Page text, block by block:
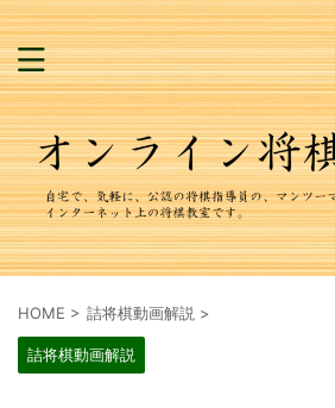
HOME > 詰将棋動画解説 >
詰将棋動画解説